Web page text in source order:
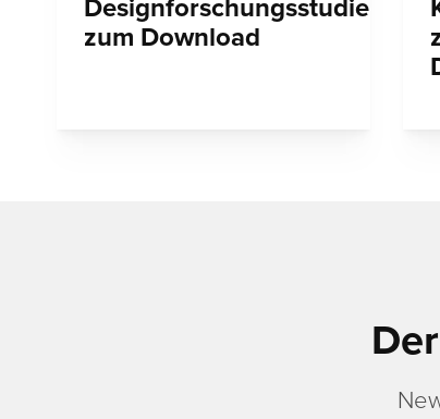
Designforschungsstudie
zum Download